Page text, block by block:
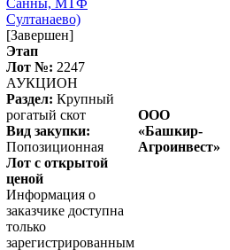
Султанаево)
[Завершен]
Этап
Лот №: 2247
АУКЦИОН
Раздел: Крупный
рогатый скот
Вид закупки:
Попозиционная
Лот с открытой
ценой
Информация о
заказчике доступна
только
зарегистрированным
ООО
«Башкир-
Агроинвест»